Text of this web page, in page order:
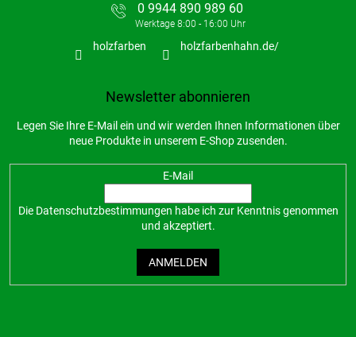
0 9944 890 989 60
holzfarben holzfarbenhahn.de/
Newsletter abonnieren
Legen Sie Ihre E-Mail ein und wir werden Ihnen Informationen über
neue Produkte in unserem E-Shop zusenden.
E-Mail
Die Datenschutzbestimmungen habe ich zur Kenntnis genommen
und akzeptiert.
ANMELDEN